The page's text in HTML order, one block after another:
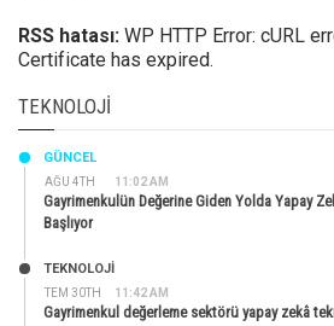
RSS hatası: WP HTTP Error: cURL
Certificate has expired.
TEKNOLOJI
AĞU 4TH 11:02 AM
GÜNCEL
Gayrimenkulün Değerine Giden Yolda Yapay
Başlıyor
TEM 30TH 11:42 AM
TEKNOLOJİ
Gayrimenkul değerleme sektörü yapay zekâ